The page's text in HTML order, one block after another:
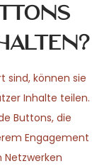
sind, können sie
Inhalte teilen.
Buttons, die
Engagement
Netzwerken